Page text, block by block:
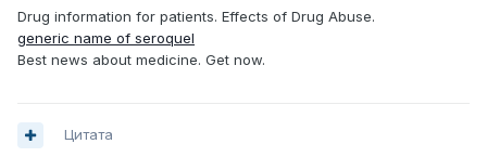
Drug information for patients. Effects of Drug Abuse.
generic name of seroquel
Best news about medicine. Get now.
Цитата